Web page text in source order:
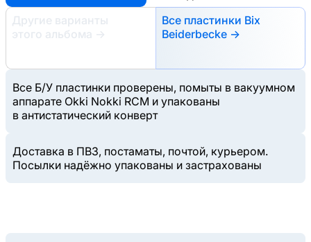
Другие варианты
этого альбома
→
Все пластинки Bix
Beiderbecke →
Все Б/У пластинки проверены, помыты в вакуумном
аппарате Okki Nokki RCM и упакованы
в антистатический конверт
Доставка в ПВЗ, постаматы, почтой, курьером.
Посылки надёжно упакованы и застрахованы